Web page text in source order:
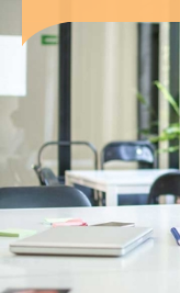
Leichte Sprache
Gebärdensprache